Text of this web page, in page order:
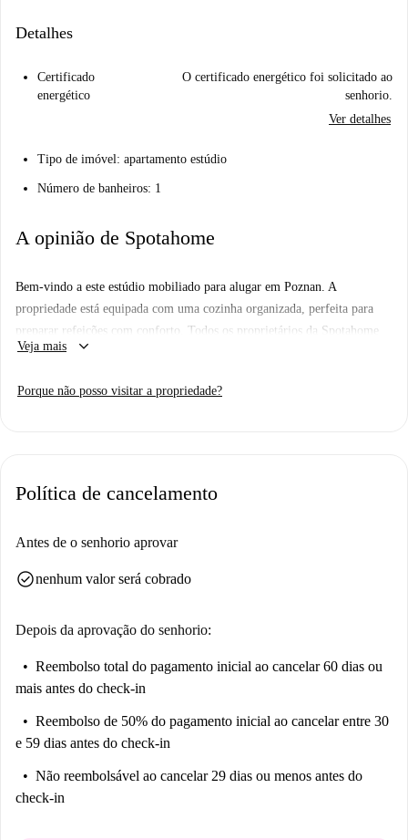
Detalhes
Certificado
energético
O certificado energético foi solicitado ao
senhorio.
Ver detalhes
Tipo de imóvel: apartamento estúdio
Número de banheiros: 1
A opinião de Spotahome
Bem-vindo a este estúdio mobiliado para alugar em Poznan. A
propriedade está equipada com uma cozinha organizada, perfeita para
preparar refeições com conforto. Todos os proprietários da Spotahome
passam por um rigoroso processo de seleção, garantindo segurança e
serviços públicos são pagas ao proprietário como taxas fixas.
Experimente as delícias da culinária local e a atmosfera vibrante do
Veja mais keyboard_arrow_down
Porque não posso visitar a propriedade?
Política de cancelamento
Antes de o senhorio aprovar
check_circlenenhum valor será cobrado
Depois da aprovação do senhorio:
Reembolso total do pagamento inicial ao cancelar 60 dias ou
mais antes do check-in
Reembolso de 50% do pagamento inicial ao cancelar entre 30
e 59 dias antes do check-in
Não reembolsável ao cancelar 29 dias ou menos antes do
check-in